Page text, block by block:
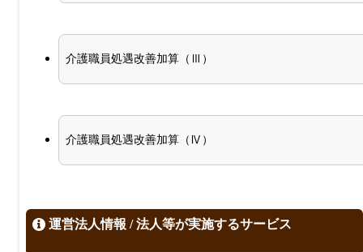
介護職員処遇改善加算（Ⅲ）
介護職員処遇改善加算（Ⅳ）
運営法人情報 / 法人等が実施するサービス